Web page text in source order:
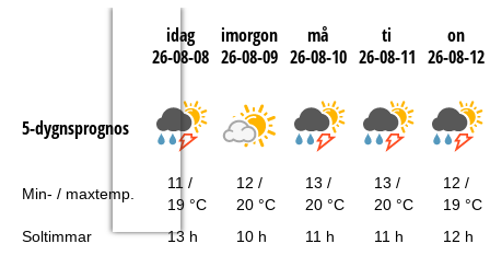
idag
26-08-08
imorgon
26-08-09
må
26-08-10
ti
26-08-11
on
26-08-12
5-dygnsprognos
Min- / maxtemp.
11 /
19 °C
12 /
20 °C
13 /
20 °C
13 /
20 °C
12 /
19 °C
Soltimmar
13 h 10 h 11 h 11 h 12 h